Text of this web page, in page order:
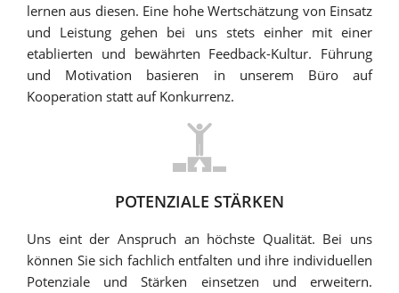
lernen aus diesen. Eine hohe Wertschätzung von Einsatz
und Leistung gehen bei uns stets einher mit einer
etablierten und bewährten Feedback-Kultur. Führung
und Motivation basieren in unserem Büro auf
Kooperation statt auf Konkurrenz.
POTENZIALE STÄRKEN
Uns eint der Anspruch an höchste Qualität. Bei uns
können Sie sich fachlich entfalten und ihre individuellen
Potenziale und Stärken einsetzen und erweitern.